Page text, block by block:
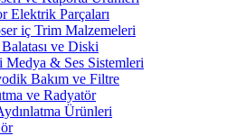
Elektrik Parçaları
iç Trim Malzemeleri
ve Diski
& Ses Sistemleri
Bakım ve Filtre
ve Radyatör
Ürünleri